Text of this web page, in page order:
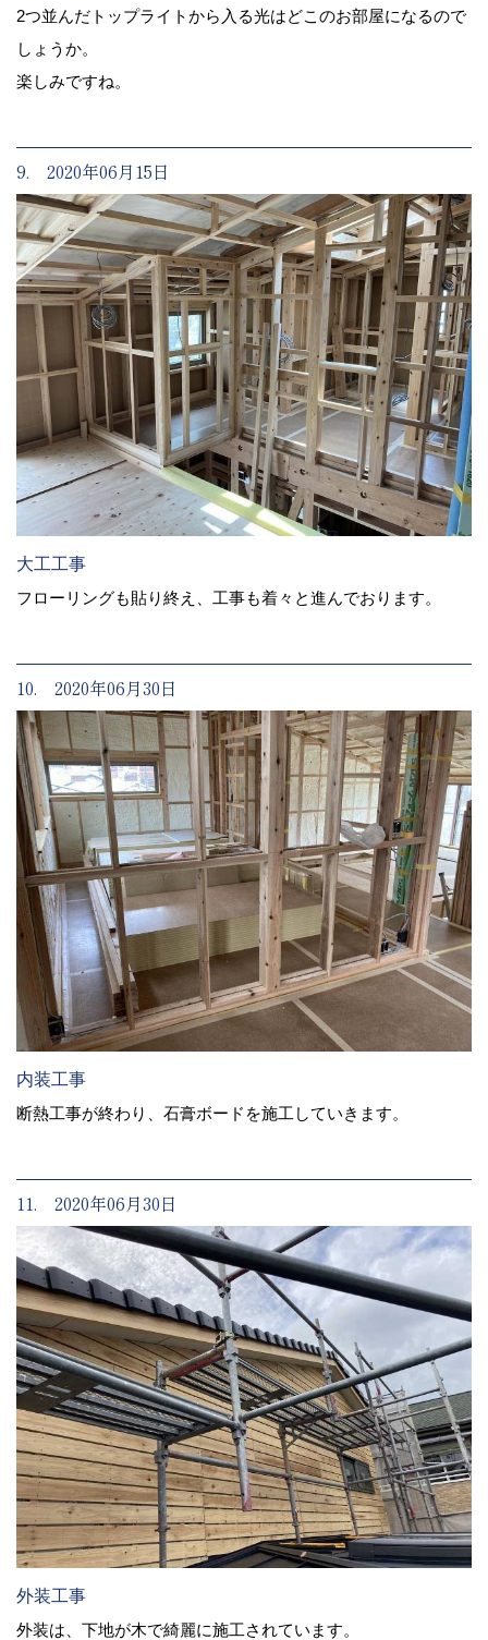
2つ並んだトップライトから入る光はどこのお部屋になるので
しょうか。
楽しみですね。
9. 2020年06月15日
大工工事
フローリングも貼り終え、工事も着々と進んでおります。
10. 2020年06月30日
内装工事
断熱工事が終わり、石膏ボードを施工していきます。
11. 2020年06月30日
外装工事
外装は、下地が木で綺麗に施工されています。